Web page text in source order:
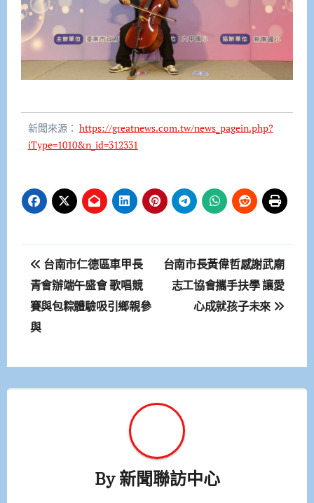
新聞來源： https://greatnews.com.tw/news_pagein.php?
iType=1010&n_id=312331
文
章
導
台南市仁德區車甲長
青會辦端午盛會 歌唱競
賽與包粽體驗吸引鄉親參
與
台南市長黃偉哲感謝武廟
志工協會攜手扶學 讓愛
心成就孩子未來
By新聞聯訪中心